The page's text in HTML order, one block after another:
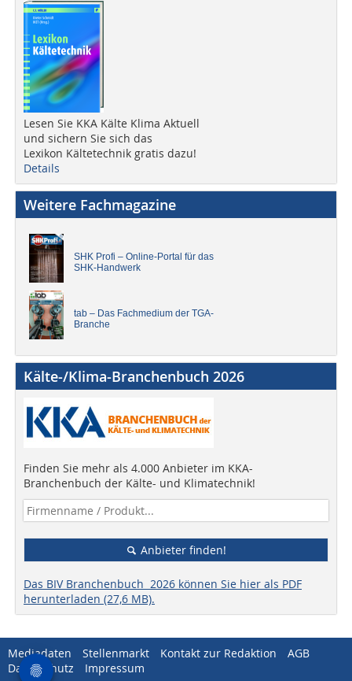
Lesen Sie KKA Kälte Klima Aktuell
und sichern Sie sich das
Lexikon Kältetechnik gratis dazu!
Details
Weitere Fachmagazine
SHK Profi – Online-Portal für das
SHK-Handwerk
tab – Das Fachmedium der TGA-
Branche
Kälte-/Klima-Branchenbuch 2026
Finden Sie mehr als 4.000 Anbieter im KKA-
Branchenbuch der Kälte- und Klimatechnik!
Anbieter finden!
Das BIV Branchenbuch 2026 können Sie hier als PDF
herunterladen (27,6 MB).
Mediadaten Stellenmarkt Kontakt zur Redaktion
AGB
Datenschutz
Impressum